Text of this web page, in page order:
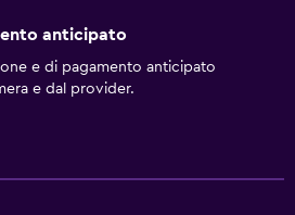
anticipato
e di pagamento anticipato
e dal provider.